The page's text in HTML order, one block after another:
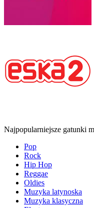
Najpopularniejsze gatunki
Pop
Rock
Hip Hop
Reggae
Oldies
Muzyka latynoska
Muzyka klasyczna